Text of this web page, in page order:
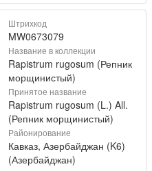
Штрихкод
MW0673079
Название в коллекции
Rapistrum rugosum (Репник
морщинистый)
Принятое название
Rapistrum rugosum (L.) All.
(Репник морщинистый)
Районирование
Кавказ, Азербайджан (K6)
(Азербайджан)